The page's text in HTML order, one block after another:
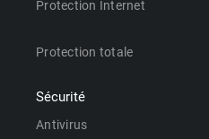
Protection Internet
Protection totale
Sécurité
Antivirus